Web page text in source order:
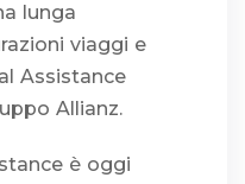
lunga
viaggi e
Assistance
Allianz.
è oggi